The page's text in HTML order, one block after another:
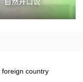
country